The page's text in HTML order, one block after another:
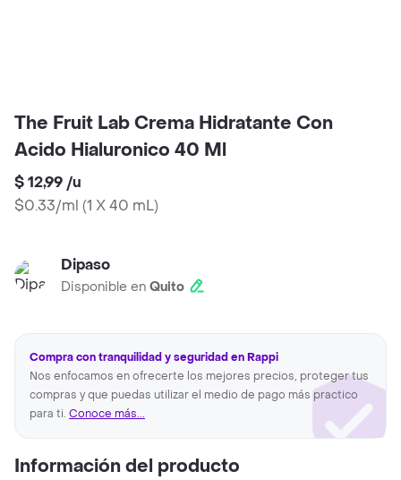
The Fruit Lab Crema Hidratante Con
Acido Hialuronico 40 Ml
$ 12,99 /u
$0.33/ml (1 X 40 mL)
Dipaso
Disponible en Quito
Compra con tranquilidad y seguridad en Rappi
Nos enfocamos en ofrecerte los mejores precios, proteger tus
compras y que puedas utilizar el medio de pago más practico
para ti. Conoce más...
Información del producto